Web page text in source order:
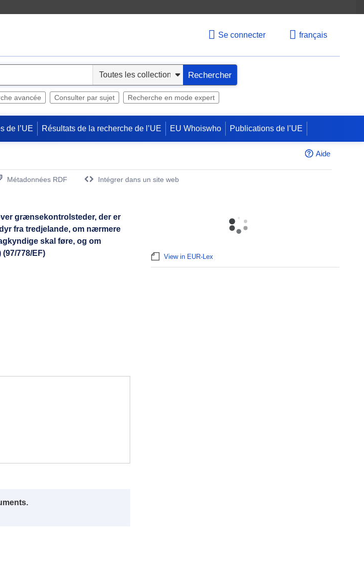
Se connecter français
Rechercher
avancée Consulter par sujet Recherche en mode expert
de l’UE Résultats de la recherche de l’UE EU Whoiswho Publications de l’UE
Aide
Métadonnées RDF
Intégrer dans un site web
grænsekontrolsteder, der er
fra tredjelande, om nærmere
skal føre, og om
778/EF)
View in EUR-Lex